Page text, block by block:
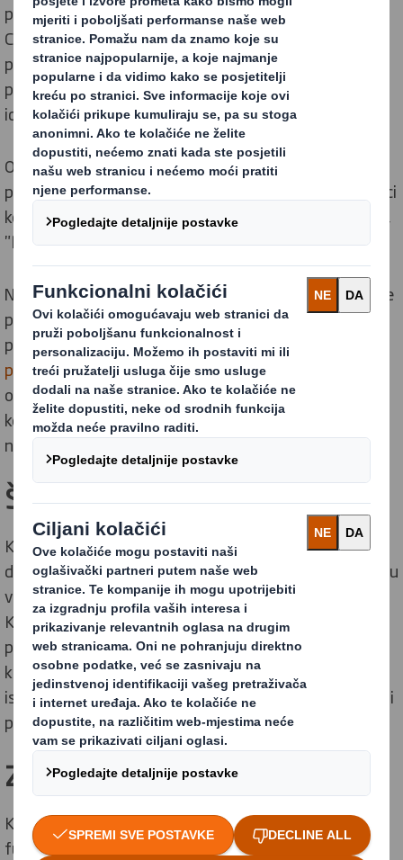
podataka ili sličnog, kontrolor podataka je DS Smith
Company i/ili njezine relevantne divizije, podružnice i
povezane tvrtke koje s vama komuniciraju. "Osobni
podaci" znače sve informacije koje se odnose na
identificiranu ili prepoznatljivu osobu.
Ova Obavijest o kolačićima (" Obavijest") opisuje kako
prikupljamo određene informacije na našoj web stranici
koristeći kolačiće i slične tehnologije praćenja (zajedno,
"Kolačići")te kako njima možete upravljati.
Napominjemo da, u mjeri u kojoj informacije prikupljene
putem kolačića predstavljaju osobne podatke, te
podatke obrađujemo prema našojObavijesti o
privatnosti web stranice. Ako imate bilo kakvih pitanja
o načinu korištenja vaših osobnih podataka, možete
kontaktirati tim za zaštitu podataka koristeći podatke
navedene na kraju ove Obavijesti.
Što je kolačić?
Kolačići su male količine podataka (tekstualne
datoteke) koji se pohranjuju na vašem uređaju, obično u
vašem web pregledniku kada posjetite web stranicu.
Kolačići znače da će web stranica zapamtiti vas, vaše
postavke i način na koji ste koristili stranicu svaki put
kad se vratite. Kolačići pomažu poboljšati korisničko
iskustvo omogućujući web stranicama brže učitavanje i
prilagodbu sadržaja pojedinačnim korisnicima.
Zašto koristimo kolačiće?
Kolačići se široko koriste kako bi web stranice radile ili
funkcionirale učinkovitije, kao i za pružanje informacija